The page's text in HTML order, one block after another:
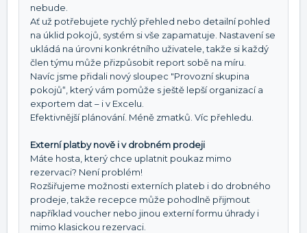
nebude.
Ať už potřebujete rychlý přehled nebo detailní pohled
na úklid pokojů, systém si vše zapamatuje. Nastavení se
ukládá na úrovni konkrétního uživatele, takže si každý
člen týmu může přizpůsobit report sobě na míru.
Navíc jsme přidali nový sloupec "Provozní skupina
pokojů“, který vám pomůže s ještě lepší organizací a
exportem dat – i v Excelu.
Efektivnější plánování. Méně zmatků. Víc přehledu.
Externí platby nově i v drobném prodeji
Máte hosta, který chce uplatnit poukaz mimo
rezervaci? Není problém!
Rozšiřujeme možnosti externích plateb i do drobného
prodeje, takže recepce může pohodlně přijmout
například voucher nebo jinou externí formu úhrady i
mimo klasickou rezervaci.